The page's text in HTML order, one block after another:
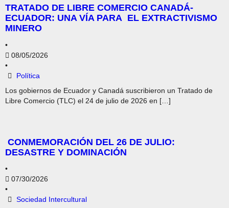
TRATADO DE LIBRE COMERCIO CANADÁ-
ECUADOR: UNA VÍA PARA EL EXTRACTIVISMO
MINERO
•
08/05/2026
•
Política
Los gobiernos de Ecuador y Canadá suscribieron un Tratado de
Libre Comercio (TLC) el 24 de julio de 2026 en […]
CONMEMORACIÓN DEL 26 DE JULIO:
DESASTRE Y DOMINACIÓN
•
07/30/2026
•
Sociedad Intercultural